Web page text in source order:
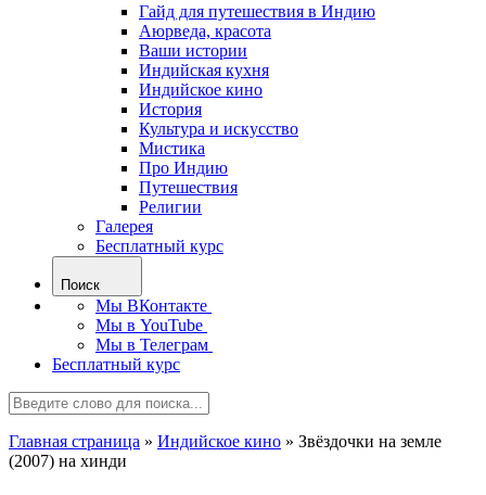
Гайд для путешествия в Индию
Аюрведа, красота
Ваши истории
Индийская кухня
Индийское кино
История
Культура и искусство
Мистика
Про Индию
Путешествия
Религии
Галерея
Бесплатный курс
Поиск
Мы ВКонтакте
Мы в YouTube
Мы в Телеграм
Бесплатный курс
Главная страница » Индийское кино » Звёздочки на земле
(2007) на хинди